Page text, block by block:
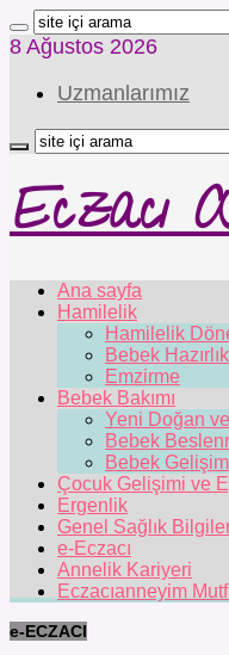
8 Ağustos 2026
Uzmanlarımız
Eczacı
Ana sayfa
Hamilelik
Hamilelik
Bebek
Emzirme
Bebek Bakımı
Yeni Doğan ve
Bebek
Bebek
Çocuk Gelişimi ve
Ergenlik
Genel Sağlık
e-Eczacı
Annelik Kariyeri
Eczacıanneyim
e-ECZACI